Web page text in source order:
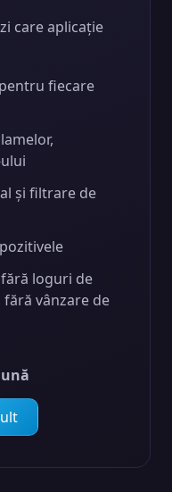
care aplicație
fiecare
și filtrare de
loguri de
vânzare de